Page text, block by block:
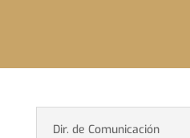
Dir. de Comunicación